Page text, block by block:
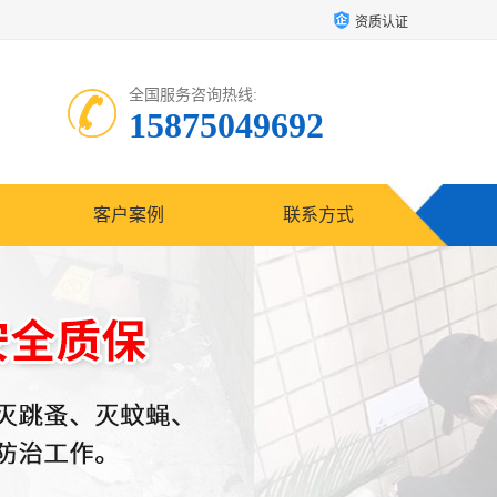
资质认证
全国服务咨询热线:
15875049692
客户案例 联系方式